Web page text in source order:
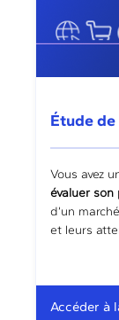
Étude
Vous avez
évaluer
d’un
et leurs
Accéder à